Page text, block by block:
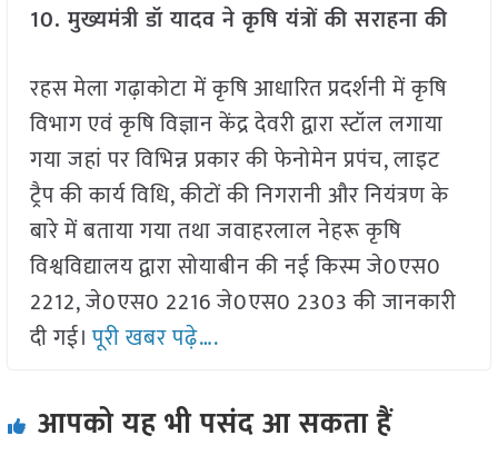
10. मुख्यमंत्री डॉ यादव ने कृषि यंत्रों की सराहना की
रहस मेला गढ़ाकोटा में कृषि आधारित प्रदर्शनी में कृषि
विभाग एवं कृषि विज्ञान केंद्र देवरी द्वारा स्टॉल लगाया
गया जहां पर विभिन्न प्रकार की फेनोमेन प्रपंच, लाइट
ट्रैप की कार्य विधि, कीटों की निगरानी और नियंत्रण के
बारे में बताया गया तथा जवाहरलाल नेहरू कृषि
विश्वविद्यालय द्वारा सोयाबीन की नई किस्म जे0एस0
2212, जे0एस0 2216 जे0एस0 2303 की जानकारी
दी गई।पूरी खबर पढ़े….
आपको यह भी पसंद आ सकता हैं